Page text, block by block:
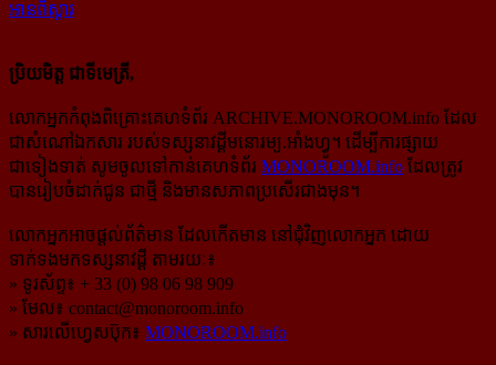
អានពិស្ដារ
ប្រិយមិត្ត ជាទីមេត្រី,
លោកអ្នកកំពុងពិគ្រោះគេហទំព័រ ARCHIVE.MONOROOM.info ដែល
ជាសំណៅឯកសារ របស់ទស្សនាវដ្ដីមនោរម្យ.អាំងហ្វូ។ ដើម្បីការផ្សាយ
ជាទៀងទាត់ សូមចូលទៅកាន់​គេហទំព័រ MONOROOM.info ដែលត្រូវ
បានរៀបចំដាក់ជូន ជាថ្មី និងមានសភាពប្រសើរជាងមុន។
លោកអ្នកអាចផ្ដល់ព័ត៌មាន ដែលកើតមាន នៅជុំវិញលោកអ្នក ដោយ
ទាក់ទងមកទស្សនាវដ្ដី តាមរយៈ៖
» ទូរស័ព្ទ៖ + 33 (0) 98 06 98 909
» មែល៖ contact@monoroom.info
» សារលើហ្វេសប៊ុក៖ MONOROOM.info